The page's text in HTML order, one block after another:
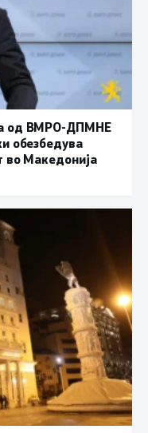
од ВМРО-ДПМНЕ
обезбедува
во Македонија